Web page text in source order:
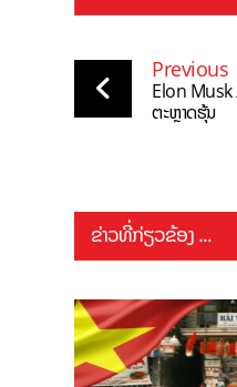
Previous
Elon Musk
ຕະຫຼາດຮຸ້ນ
ຂ່າວທີ່ກ່ຽວຂ້ອງ ...